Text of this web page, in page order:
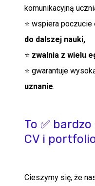
komunikacyjną
⭐ wspiera
do dalszej nauki,
⭐ zwalnia z wielu
⭐ gwarantuje
uznanie.
To ✅
CV i
Cieszymy się, że